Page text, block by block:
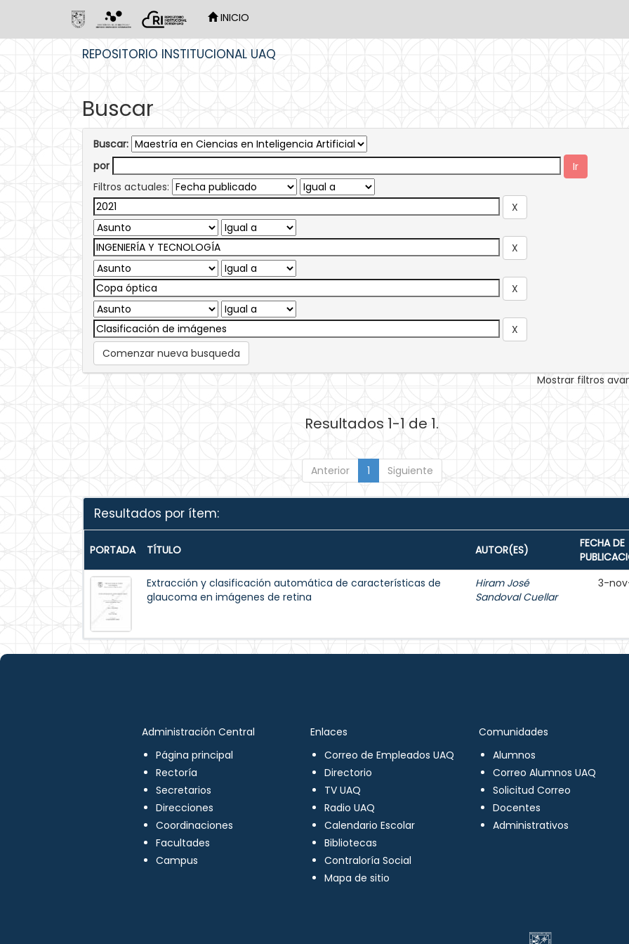
INICIO
REPOSITORIO INSTITUCIONAL UAQ
Buscar
Buscar:
por
Filtros actuales:
Comenzar nueva busqueda
Mostrar filtros
Resultados 1-1 de 1.
Anterior 1 Siguiente
Resultados por ítem:
PORTADA TÍTULO AUTOR(ES)
FECHA DE
Extracción y clasificación automática de características de
glaucoma en imágenes de retina
Hiram José
Sandoval Cuellar
3-
Administración Central
Página principal
Rectoría
Secretarios
Direcciones
Coordinaciones
Facultades
Campus
Enlaces
Correo de Empleados UAQ
Directorio
TV UAQ
Radio UAQ
Calendario Escolar
Bibliotecas
Contraloría Social
Mapa de sitio
Comunidades
Alumnos
Correo Alumnos UAQ
Solicitud Correo
Docentes
Administrativos